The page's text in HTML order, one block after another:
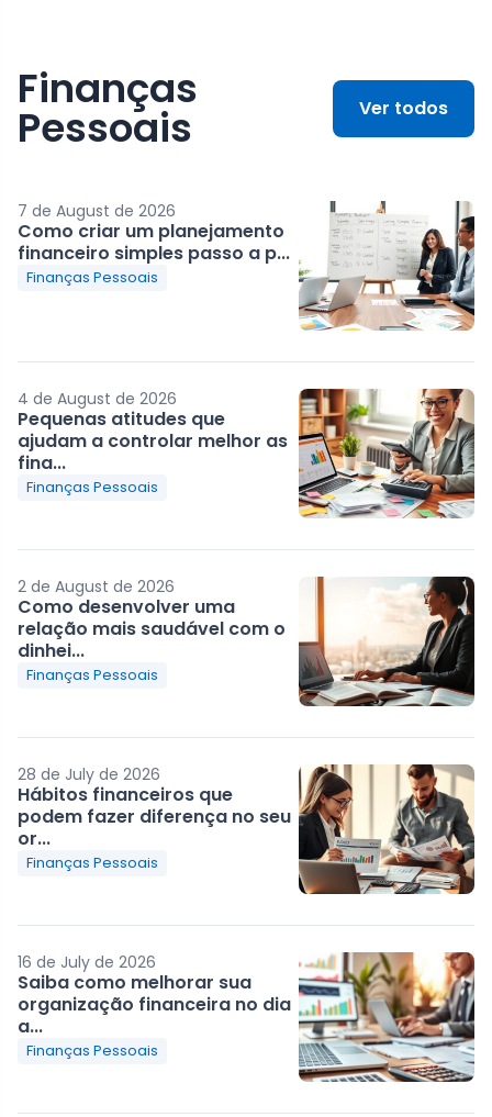
Finanças
Pessoais Ver todos
7 de August de 2026
Como criar um planejamento
financeiro simples passo a p...
Finanças Pessoais
4 de August de 2026
Pequenas atitudes que
ajudam a controlar melhor as
fina...
Finanças Pessoais
2 de August de 2026
Como desenvolver uma
relação mais saudável com o
dinhei...
Finanças Pessoais
28 de July de 2026
Hábitos financeiros que
podem fazer diferença no seu
or...
Finanças Pessoais
16 de July de 2026
Saiba como melhorar sua
organização financeira no dia
a...
Finanças Pessoais